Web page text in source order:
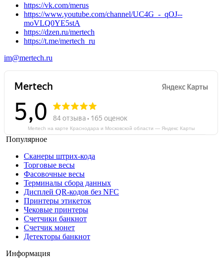
https://vk.com/merus
https://www.youtube.com/channel/UC4G_-_qOJ--
moVLQ0YE5stA
https://dzen.ru/mertech
https://t.me/mertech_ru
im@mertech.ru
Mertech на карте Краснодара и Московской области — Яндекс Карты
Популярное
Сканеры штрих-кода
Торговые весы
Фасовочные весы
Терминалы сбора данных
Дисплей QR-кодов без NFC
Принтеры этикеток
Чековые принтеры
Счетчики банкнот
Счетчик монет
Детекторы банкнот
Информация